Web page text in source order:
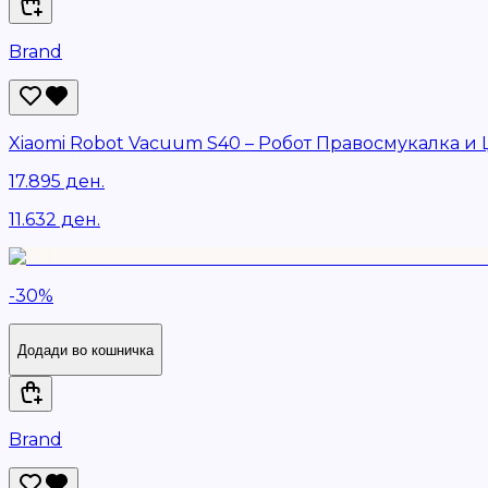
Brand
Xiaomi Robot Vacuum S40 – Робот Правосмукалка и
17.895 ден.
11.632 ден.
-30%
Додади во кошничка
Brand